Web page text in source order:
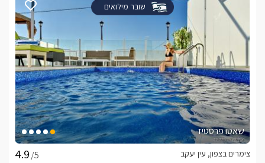
שובר מילואים
שאטו פרסטיז
/5
צימרים בצפון, עין יעקב